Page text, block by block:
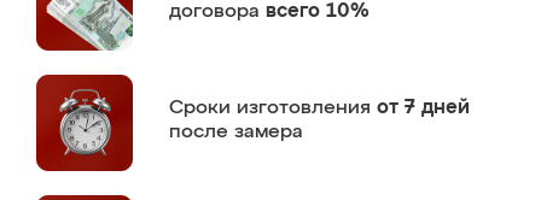
договора всего 10%
Сроки изготовления от 7 дней
после замера